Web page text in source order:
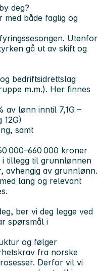
deg?
med både faglig og
Utenfor
gå ut av skift og
bedriftsidrettslag
m.m.). Her finnes
av lønn inntil 7,1G –
12G)
samt
000–660 000 kroner
tillegg til grunnlønnen
avhengig av grunnlønn.
lang og relevant
ber vi deg legge ved
spørsmål i
og følger
fra norske
Derfor vil vi